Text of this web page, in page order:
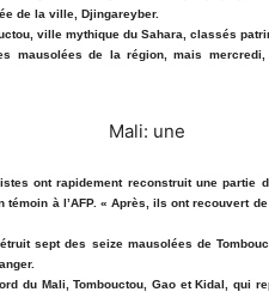
de la ville, Djingareyber.
ville mythique du Sahara, classés
mausolées de la région, mais mercredi,
ont rapidement reconstruit une partie
à l’AFP. « Après, ils ont recouvert
sept des seize mausolées de
du Mali, Tombouctou, Gao et Kidal, qui